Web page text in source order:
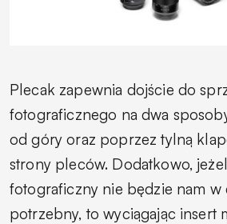
Plecak zapewnia dojście do
fotograficznego na dwa
od góry oraz poprzez tylną
strony pleców. Dodatkowo,
fotograficzny nie będzie nam w
potrzebny, to wyciągając insert